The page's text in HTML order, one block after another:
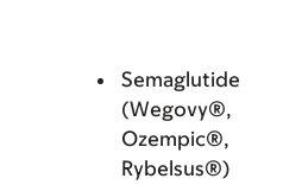
Semaglutide
(Wegovy®,
Ozempic®,
Rybelsus®)